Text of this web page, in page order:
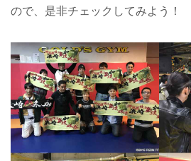
ので、是非チェックしてみよう！